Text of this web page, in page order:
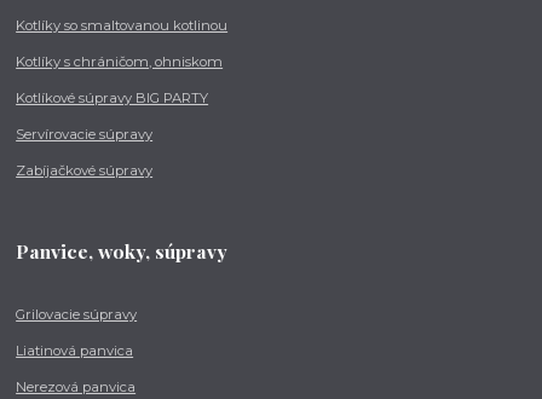
Kotlíky so smaltovanou kotlinou
Kotlíky s chráničom, ohniskom
Kotlíkové súpravy BIG PARTY
Servírovacie súpravy
Zabíjačkové súpravy
Panvice, woky, súpravy
Grilovacie súpravy
Liatinová panvica
Nerezová panvica